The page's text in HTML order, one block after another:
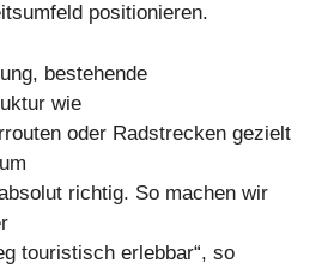
positionieren.
bestehende
wie
oder Radstrecken gezielt
richtig. So machen wir
touristisch erlebbar“, so